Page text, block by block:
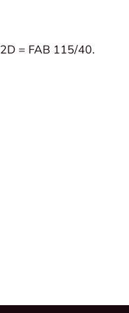
= FAB 115/40.